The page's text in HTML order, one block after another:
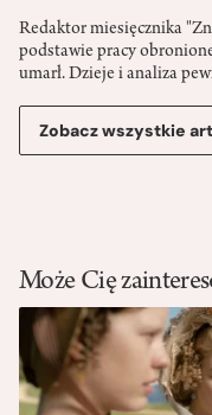
Redaktor miesięcznika
podstawie pracy
umarł. Dzieje i analiza
Zobacz wszystkie
Może Cię